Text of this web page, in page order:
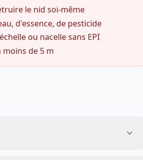
le nid soi-même
d'essence, de pesticide
ou nacelle sans EPI
de 5 m